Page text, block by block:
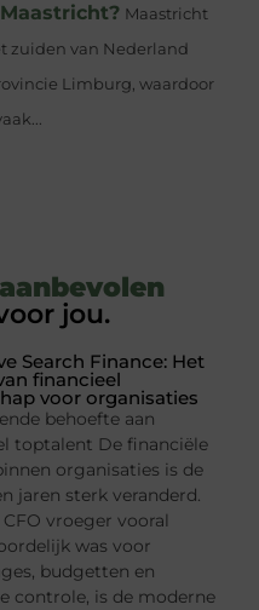
Maastricht
zuiden van Nederland
Limburg, waardoor
jou.
Search Finance: Het
financieel
voor organisaties
behoefte aan
toptalent De financiële
organisaties is de
jaren sterk veranderd.
vroeger vooral
was voor
budgetten en
controle, is de moderne